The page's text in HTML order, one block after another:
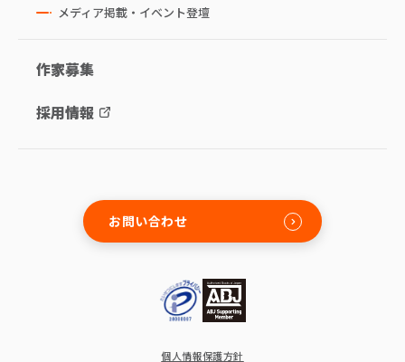
メディア掲載・イベント登壇
作家募集
採用情報
お問い合わせ
個人情報保護方針